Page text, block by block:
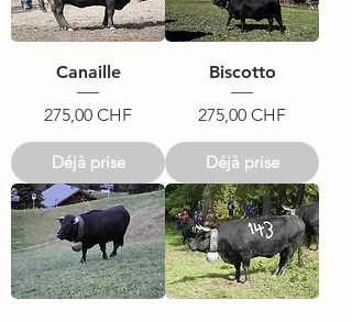
Canaille
Prix
275,00 CHF
Déjà prise
Biscotto
Prix
275,00 CHF
Déjà prise